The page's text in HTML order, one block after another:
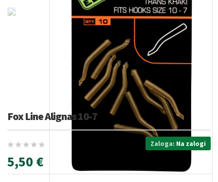
Fox Line Alignas 10-7
Zaloga: Na zalogi
5,50 €